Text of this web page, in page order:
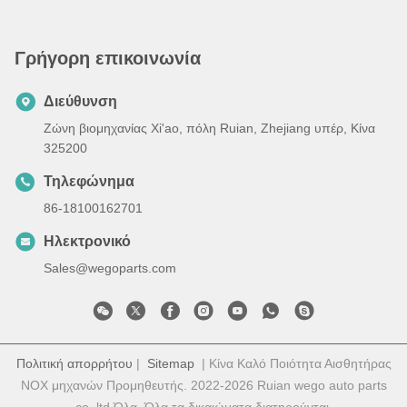
Γρήγορη επικοινωνία
Διεύθυνση
Ζώνη βιομηχανίας Xi'ao, πόλη Ruian, Zhejiang υπέρ, Κίνα
325200
Τηλεφώνημα
86-18100162701
Ηλεκτρονικό
Sales@wegoparts.com
Πολιτική απορρήτου | Sitemap| Κίνα Καλό Ποιότητα Αισθητήρας
NOX μηχανών Προμηθευτής. 2022-2026 Ruian wego auto parts